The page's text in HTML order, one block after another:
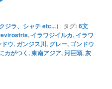
ジラ、シャチ etc...） タグ: 6文
, イラワジイルカ, イラワ
ウ, ガンジス川, グレー, ゴンドウ
カがつく,東南アジア,河巨頭,灰